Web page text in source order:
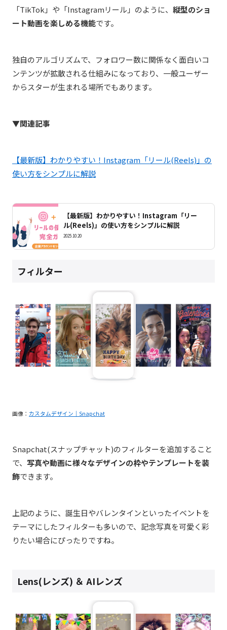
「TikTok」や「Instagramリール」のように、 縦型のショ
ート動画を楽しめる機能です。
独自のアルゴリズムで、フォロワー数に関係なく面白いコ
ンテンツが拡散される仕組みになっており、一般ユーザー
からスターが生まれる場所でもあります。
▼関連記事
【最新版】わかりやすい！Instagram「リール(Reels)」の
使い方をシンプルに解説
【最新版】わかりやすい！Instagram「リー
ル(Reels)」の使い方をシンプルに解説
2025.10.20
フィルター
画像： カスタムデザイン｜Snapchat
Snapchat(スナップチャット)のフィルターを追加すること
で、 写真や動画に様々なデザインの枠やテンプレートを装
飾できます。
上記のように、誕生日やバレンタインといったイベントを
テーマにしたフィルターも多いので、記念写真を可愛く彩
りたい場合にぴったりですね。
Lens(レンズ) ＆ AIレンズ